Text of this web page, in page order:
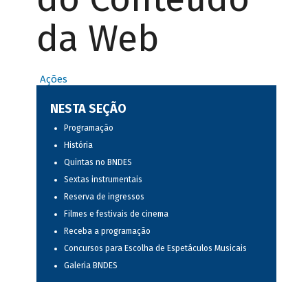
da Web
Ações
NESTA SEÇÃO
Programação
História
Quintas no BNDES
Sextas instrumentais
Reserva de ingressos
Filmes e festivais de cinema
Receba a programação
Concursos para Escolha de Espetáculos Musicais
Galeria BNDES